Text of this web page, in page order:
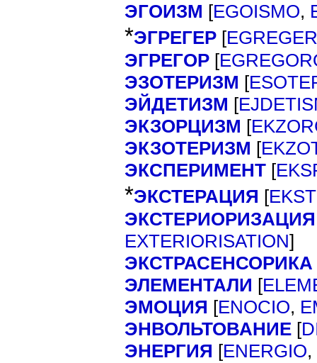
ЭГОИЗМ [EGOISMO,
*ЭГРЕГЕР [
ЭГРЕГОР [
ЭЗОТЕРИЗМ [
ЭЙДЕТИЗМ [
ЭКЗОРЦИЗМ [
ЭКЗОТЕРИЗМ [
ЭКСПЕРИМЕНТ [
*ЭКСТЕРАЦИЯ [
ЭКСТЕРИОРИЗАЦИЯ
EXTERIORISATION]
ЭКСТРАСЕНСОРИКА
ЭЛЕМЕНТАЛИ [
ЭМОЦИЯ [ENOCIO,
ЭНВОЛЬТОВАНИЕ [
ЭНЕРГИЯ [ENERGIO,